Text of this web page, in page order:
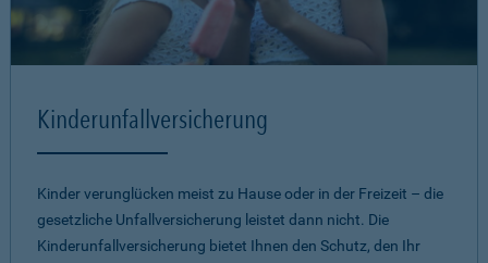
Kinderunfallversicherung
Kinder verunglücken meist zu Hause oder in der Freizeit – die
gesetzliche Unfallversicherung leistet dann nicht. Die
Kinderunfallversicherung bietet Ihnen den Schutz, den Ihr